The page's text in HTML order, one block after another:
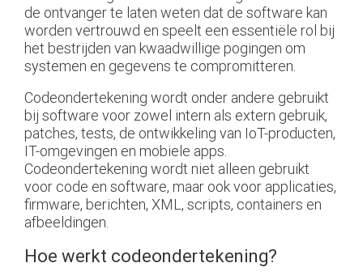
de ontvanger te laten weten dat de software kan
worden vertrouwd en speelt een essentiële rol bij
het bestrijden van kwaadwillige pogingen om
systemen en gegevens te compromitteren.
Codeondertekening wordt onder andere gebruikt
bij software voor zowel intern als extern gebruik,
patches, tests, de ontwikkeling van IoT-producten,
IT-omgevingen en mobiele apps.
Codeondertekening wordt niet alleen gebruikt
voor code en software, maar ook voor applicaties,
firmware, berichten, XML, scripts, containers en
afbeeldingen.
Hoe werkt codeondertekening?